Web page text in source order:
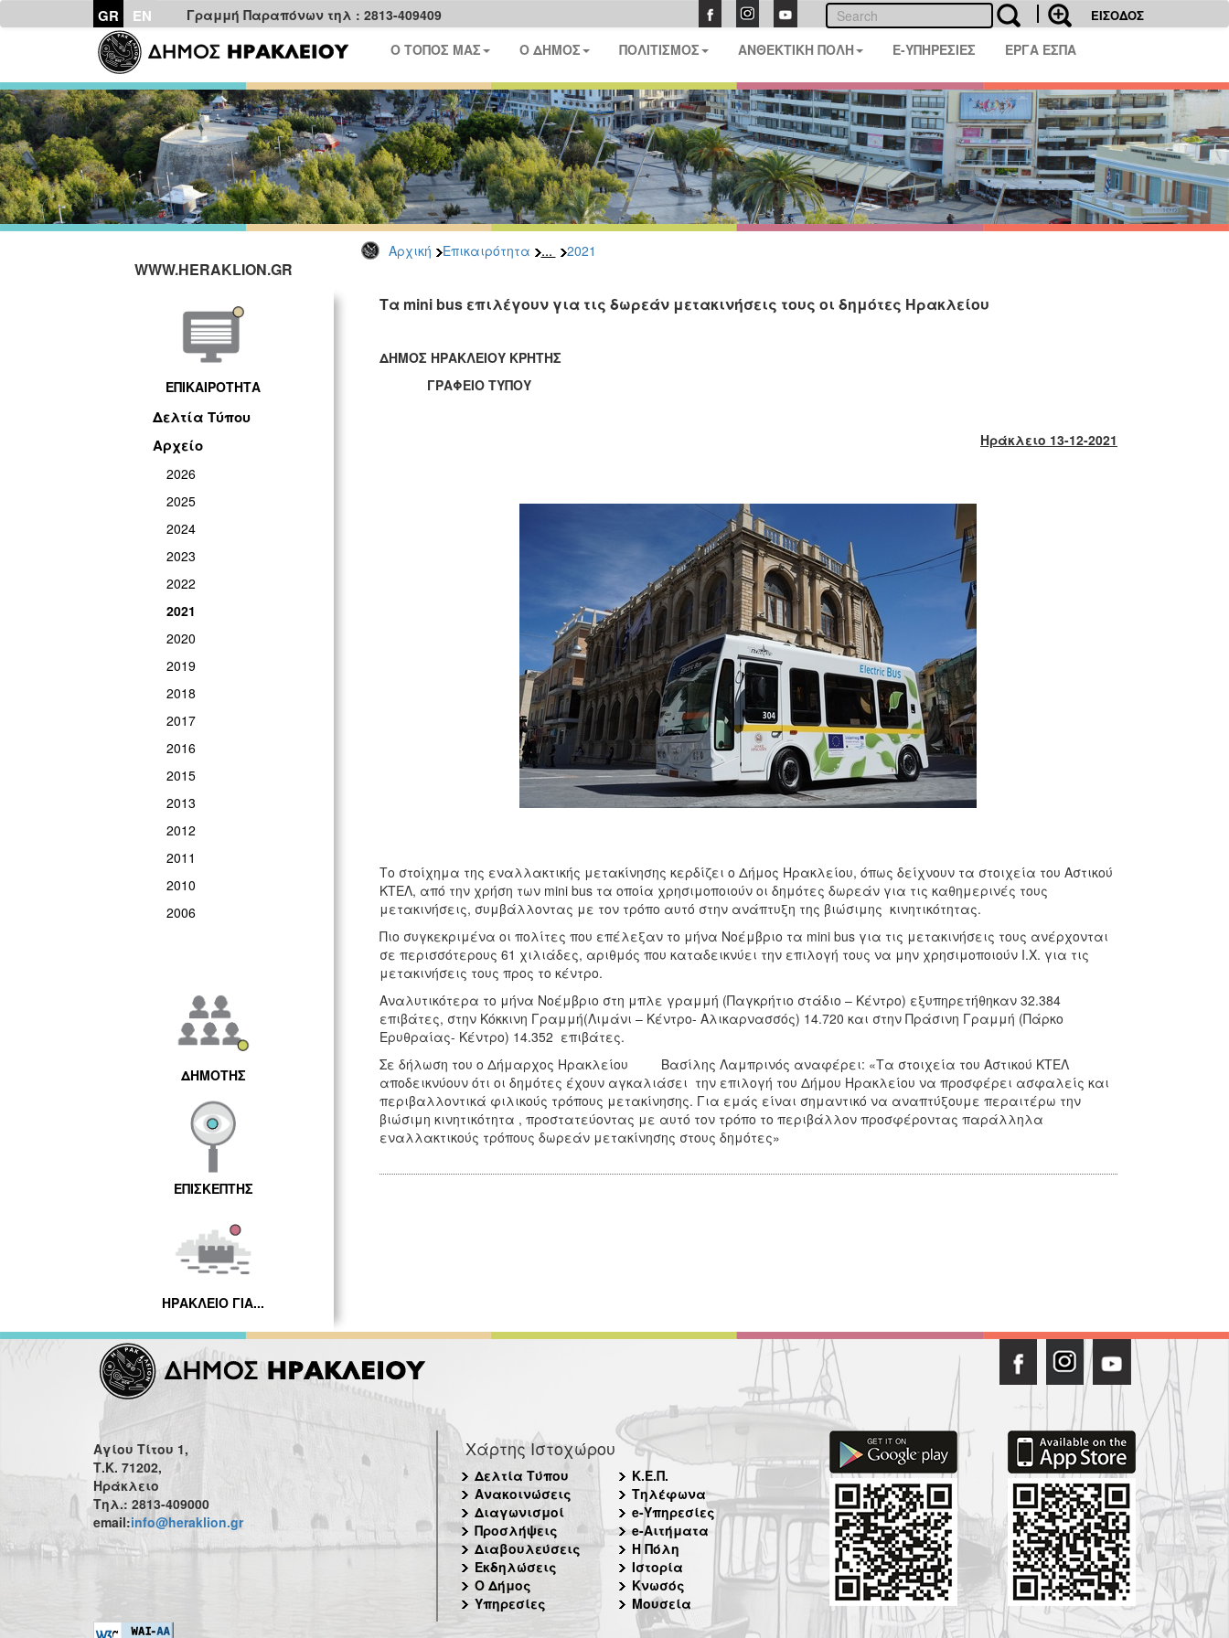
GR EN Γραμμή Παραπόνων τηλ : 2813-409409 ΕΙΣΟΔΟΣ
Ο ΤΟΠΟΣ ΜΑΣ Ο ΔΗΜΟΣ ΠΟΛΙΤΙΣΜΟΣ ΑΝΘΕΚΤΙΚΗ ΠΟΛΗ E-ΥΠΗΡΕΣΙΕΣ ΕΡΓΑ ΕΣΠΑ
Αρχική Επικαιρότητα ... 2021
WWW.HERAKLION.GR
ΕΠΙΚΑΙΡΟΤΗΤΑ
Δελτία Τύπου
Αρχείο
2026
2025
2024
2023
2022
2021
2020
2019
2018
2017
2016
2015
2013
2012
2011
2010
2006
ΔΗΜΟΤΗΣ
ΕΠΙΣΚΕΠΤΗΣ
ΗΡΑΚΛΕΙΟ ΓΙΑ...
Τα mini bus επιλέγουν για τις δωρεάν μετακινήσεις τους οι δημότες Ηρακλείου
ΔΗΜΟΣ ΗΡΑΚΛΕΙΟΥ ΚΡΗΤΗΣ
ΓΡΑΦΕΙΟ ΤΥΠΟΥ
Ηράκλειο 13-12-2021
Το στοίχημα της εναλλακτικής μετακίνησης κερδίζει ο Δήμος Ηρακλείου, όπως δείχνουν τα στοιχεία του Αστικού
ΚΤΕΛ, από την χρήση των mini bus τα οποία χρησιμοποιούν οι δημότες δωρεάν για τις καθημερινές τους
μετακινήσεις, συμβάλλοντας με τον τρόπο αυτό στην ανάπτυξη της βιώσιμης κινητικότητας.
Πιο συγκεκριμένα οι πολίτες που επέλεξαν το μήνα Νοέμβριο τα mini bus για τις μετακινήσεις τους ανέρχονται
σε περισσότερους 61 χιλιάδες, αριθμός που καταδεικνύει την επιλογή τους να μην χρησιμοποιούν Ι.Χ. για τις
μετακινήσεις τους προς το κέντρο.
Αναλυτικότερα το μήνα Νοέμβριο στη μπλε γραμμή (Παγκρήτιο στάδιο – Κέντρο) εξυπηρετήθηκαν 32.384
επιβάτες, στην Κόκκινη Γραμμή(Λιμάνι – Κέντρο- Αλικαρνασσός) 14.720 και στην Πράσινη Γραμμή (Πάρκο
Ερυθραίας- Κέντρο) 14.352 επιβάτες.
Σε δήλωση του ο Δήμαρχος Ηρακλείου Βασίλης Λαμπρινός αναφέρει: «Τα στοιχεία του Αστικού ΚΤΕΛ
αποδεικνύουν ότι οι δημότες έχουν αγκαλιάσει την επιλογή του Δήμου Ηρακλείου να προσφέρει ασφαλείς και
περιβαλλοντικά φιλικούς τρόπους μετακίνησης. Για εμάς είναι σημαντικό να αναπτύξουμε περαιτέρω την
βιώσιμη κινητικότητα , προστατεύοντας με αυτό τον τρόπο το περιβάλλον προσφέροντας παράλληλα
εναλλακτικούς τρόπους δωρεάν μετακίνησης στους δημότες»
Αγίου Τίτου 1,
Τ.Κ. 71202,
Ηράκλειο
Τηλ.: 2813-409000
email:info@heraklion.gr
Χάρτης Ιστοχώρου
Δελτία Τύπου
Ανακοινώσεις
Διαγωνισμοί
Προσλήψεις
Διαβουλεύσεις
Εκδηλώσεις
Ο Δήμος
Υπηρεσίες
Κ.Ε.Π.
Τηλέφωνα
e-Υπηρεσίες
e-Αιτήματα
Η Πόλη
Ιστορία
Κνωσός
Μουσεία